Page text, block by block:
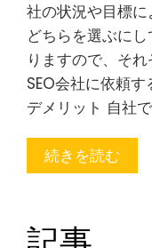
社の状況や目標に
どちらを選ぶに
りますので、それ
SEO会社に依頼
デメリット 自社
続きを読む